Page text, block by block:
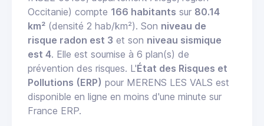
Occitanie) compte 166 habitants sur 80.14
km² (densité 2 hab/km²). Son niveau de
risque radon est 3 et son niveau sismique
est 4. Elle est soumise à 6 plan(s) de
prévention des risques. L'État des Risques et
Pollutions (ERP) pour MERENS LES VALS est
disponible en ligne en moins d'une minute sur
France ERP.